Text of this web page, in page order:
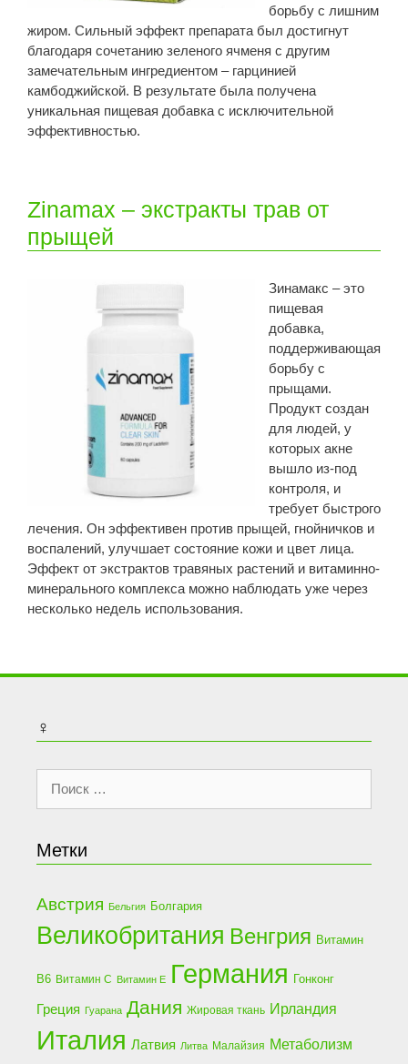
борьбу с лишним
жиром. Сильный эффект препарата был достигнут
благодаря сочетанию зеленого ячменя с другим
замечательным ингредиентом – гарцинией
камбоджийской. В результате была получена
уникальная пищевая добавка с исключительной
эффективностью.
Zinamax – экстракты трав от
прыщей
Зинамакс – это
пищевая
добавка,
поддерживающая
борьбу с
прыщами.
Продукт создан
для людей, у
которых акне
вышло из-под
контроля, и
требует быстрого
лечения. Он эффективен против прыщей, гнойничков и
воспалений, улучшает состояние кожи и цвет лица.
Эффект от экстрактов травяных растений и витаминно-
минерального комплекса можно наблюдать уже через
несколько недель использования.
♀
Поиск:
Метки
Австрия Бельгия Болгария
Великобритания Венгрия Витамин
B6 Витамин C Витамин Е Германия Гонконг
Греция Гуарана Дания Жировая ткань Ирландия
Италия Латвия Литва Малайзия Метаболизм